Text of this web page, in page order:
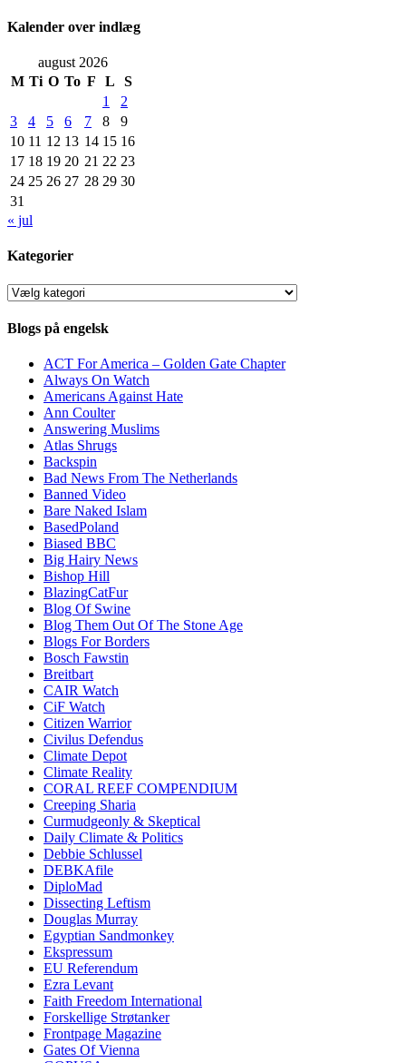
Kalender over indlæg
august 2026
M Ti O To F L
S
1
2
3
4 5 6 7 8
9
10 11 12 13 14 15 16
17 18 19 20 21 22 23
24 25 26 27 28 29 30
31
« jul
Kategorier
Kategorier
Blogs på engelsk
ACT For America – Golden Gate Chapter
Always On Watch
Americans Against Hate
Ann Coulter
Answering Muslims
Atlas Shrugs
Backspin
Bad News From The Netherlands
Banned Video
Bare Naked Islam
BasedPoland
Biased BBC
Big Hairy News
Bishop Hill
BlazingCatFur
Blog Of Swine
Blog Them Out Of The Stone Age
Blogs For Borders
Bosch Fawstin
Breitbart
CAIR Watch
CiF Watch
Citizen Warrior
Civilus Defendus
Climate Depot
Climate Reality
CORAL REEF COMPENDIUM
Creeping Sharia
Curmudgeonly & Skeptical
Daily Climate & Politics
Debbie Schlussel
DEBKAfile
DiploMad
Dissecting Leftism
Douglas Murray
Egyptian Sandmonkey
Ekspressum
EU Referendum
Ezra Levant
Faith Freedom International
Forskellige Strøtanker
Frontpage Magazine
Gates Of Vienna